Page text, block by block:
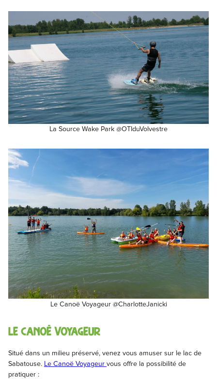
La Source Wake Park @OTIduVolvestre
Le Canoë Voyageur @CharlotteJanicki
LE Canoë voyageur
Situé dans un milieu préservé, venez vous amuser sur le lac de
Sabatouse. Le Canoë Voyageur vous offre la possibilité de
pratiquer :